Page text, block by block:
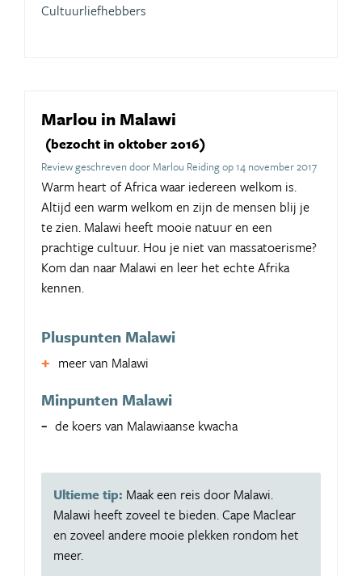
Cultuurliefhebbers
Marlou in Malawi
(bezocht in oktober 2016)
Review geschreven door Marlou Reiding op 14 november 2017
Warm heart of Africa waar iedereen welkom is.
Altijd een warm welkom en zijn de mensen blij je
te zien. Malawi heeft mooie natuur en een
prachtige cultuur. Hou je niet van massatoerisme?
Kom dan naar Malawi en leer het echte Afrika
kennen.
Pluspunten Malawi
meer van Malawi
Minpunten Malawi
de koers van Malawiaanse kwacha
Ultieme tip: Maak een reis door Malawi.
Malawi heeft zoveel te bieden. Cape Maclear
en zoveel andere mooie plekken rondom het
meer.